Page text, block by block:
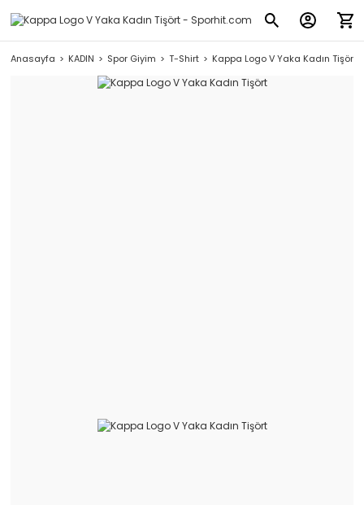
Anasayfa KADIN Spor Giyim T-Shirt Kappa Logo V Yaka Kadın Tişört